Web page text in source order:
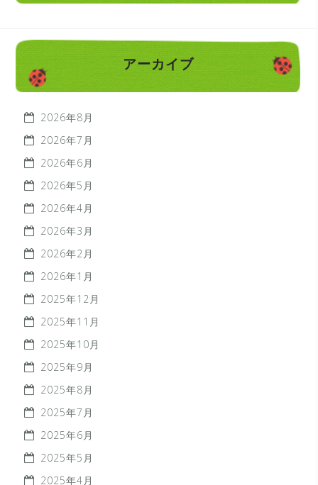
アーカイブ
2026年8月
2026年7月
2026年6月
2026年5月
2026年4月
2026年3月
2026年2月
2026年1月
2025年12月
2025年11月
2025年10月
2025年9月
2025年8月
2025年7月
2025年6月
2025年5月
2025年4月